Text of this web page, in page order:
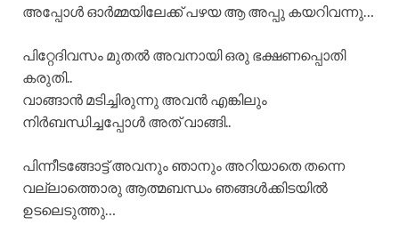
അപ്പോൾ ഓർമ്മയിലേക്ക് പഴയ ആ അപ്പു കയറിവന്നു…
പിറ്റേദിവസം മുതൽ അവനായി ഒരു ഭക്ഷണപ്പൊതി
കരുതി..
വാങ്ങാൻ മടിച്ചിരുന്നു അവൻ എങ്കിലും
നിർബന്ധിച്ചപ്പോൾ അത് വാങ്ങി..
പിന്നീടങ്ങോട്ട് അവനും ഞാനും അറിയാതെ തന്നെ
വല്ലാത്തൊരു ആത്മബന്ധം ഞങ്ങൾക്കിടയിൽ
ഉടലെടുത്തു…